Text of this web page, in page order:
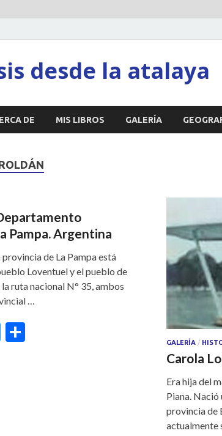
desde la atalaya
DE MIS LIBROS GALERÍA
Pampa. Argentina
de La Pampa está
Loventuel y el pueblo de
ruta nacional N° 35, ambos
…
T
GALERÍA /
Carola
Era hija del
Piana. Nació
provincia de
actualmente